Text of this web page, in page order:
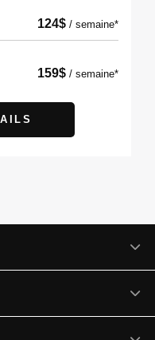
124$ / semaine*
159$ / semaine*